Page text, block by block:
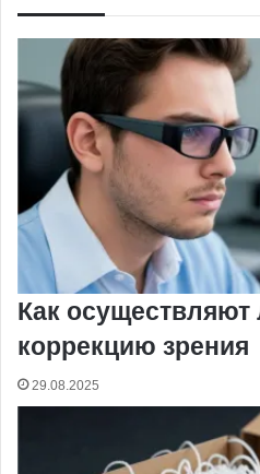
Как осуществляют
коррекцию зрения
29.08.2025